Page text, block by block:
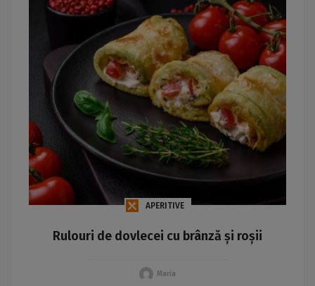
APERITIVE
Rulouri de dovlecei cu brânză și roșii
Maria